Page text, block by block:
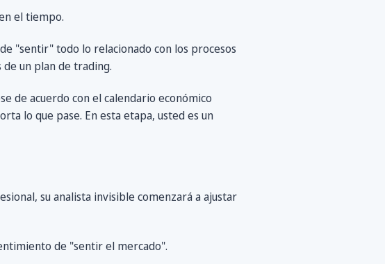
el tiempo.
"sentir" todo lo relacionado con los procesos
un plan de trading.
de acuerdo con el calendario económico
lo que pase. En esta etapa, usted es un
su analista invisible comenzará a ajustar
de "sentir el mercado".